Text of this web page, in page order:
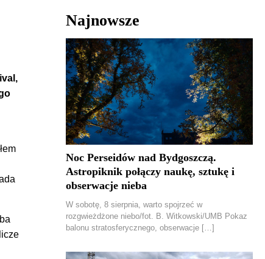
Najnowsze
Noc Perseidów nad Bydgoszczą.
Astropiknik połączy naukę, sztukę i
obserwacje nieba
W sobotę, 8 sierpnia, warto spojrzeć w
rozgwieżdżone niebo/fot. B. Witkowski/UMB Pokaz
balonu stratosferycznego, obserwacje […]